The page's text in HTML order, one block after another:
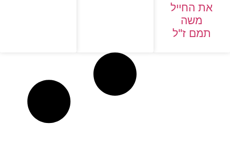
את החייל
משה
תמם ז"ל